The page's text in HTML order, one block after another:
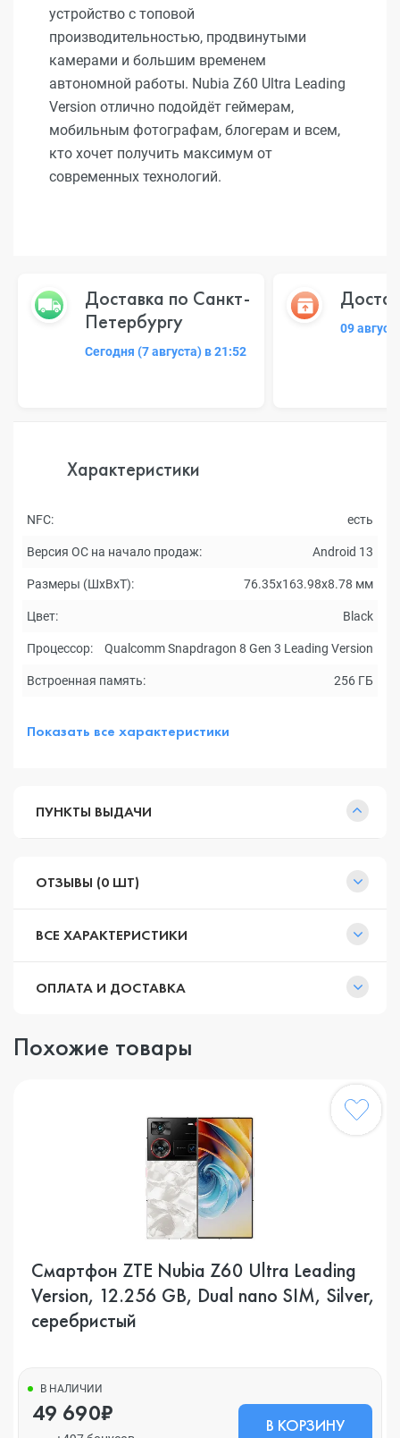
устройство с топовой
производительностью, продвинутыми
камерами и большим временем
автономной работы. Nubia Z60 Ultra Leading
Version отлично подойдёт геймерам,
мобильным фотографам, блогерам и всем,
кто хочет получить максимум от
современных технологий.
Доставка по Санкт-
Петербургу
Сегодня (7 августа) в 21:52
09
Характеристики
NFC: есть
Версия ОС на начало продаж: Android 13
Размеры (ШxВxТ): 76.35x163.98x8.78 мм
Цвет: Black
Процессор: Qualcomm Snapdragon 8 Gen 3 Leading Version
Встроенная память: 256 ГБ
Показать все характеристики
ПУНКТЫ ВЫДАЧИ
ОТЗЫВЫ (0 ШТ)
ВСЕ ХАРАКТЕРИСТИКИ
ОПЛАТА И ДОСТАВКА
Похожие товары
Смартфон ZTE Nubia Z60 Ultra Leading
Version, 12.256 GB, Dual nano SIM, Silver,
серебристый
В НАЛИЧИИ
49 690₽ В КОРЗИНУ